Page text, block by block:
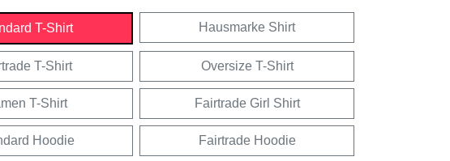
T-Shirt Hausmarke Shirt
T-Shirt Oversize T-Shirt
T-Shirt Fairtrade Girl Shirt
Hoodie Fairtrade Hoodie